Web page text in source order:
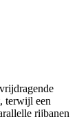
terwijl een
rijbanen